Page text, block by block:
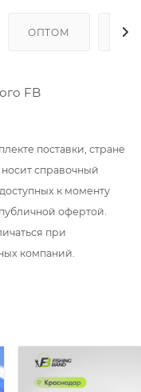
ОПТОМ
FB
поставки, стране
справочный
к моменту
офертой.
при
компаний.